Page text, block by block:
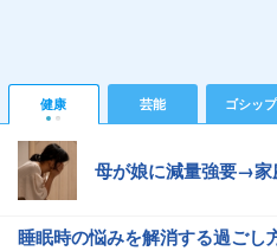
健康 芸能 ゴシップ
母が娘に減量強要→家
睡眠時の悩みを解消する過ごし